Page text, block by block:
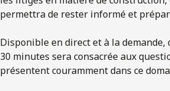
permettra de rester informé et
Disponible en direct et à la demande,
30 minutes sera consacrée aux
présentent couramment dans ce